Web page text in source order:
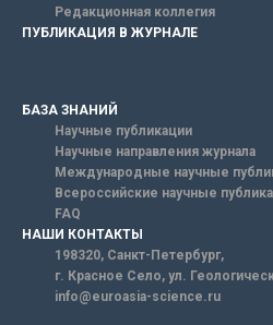
Редакционная коллегия
ПУБЛИКАЦИЯ В ЖУРНАЛЕ
БАЗА ЗНАНИЙ
Научные публикации
Научные направления журнала
Международные научные
Всероссийские научные
FAQ
НАШИ КОНТАКТЫ
198320, Санкт-Петербург,
г. Красное Село, ул.
info@euroasia-science.ru